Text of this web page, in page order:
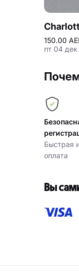
150.00
пт 04 дек
Быстрая
оплата
Вы